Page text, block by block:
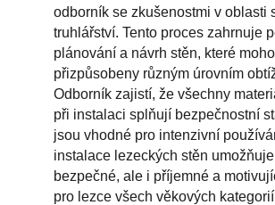
odborník se zkušenostmi v oblasti
truhlářství. Tento proces zahrnuje
plánování a návrh stěn, které
přizpůsobeny různým úrovním
Odborník zajistí, že všechny
při instalaci splňují bezpečnostní
jsou vhodné pro intenzivní
instalace lezeckých stěn
bezpečné, ale i příjemné a
pro lezce všech věkových